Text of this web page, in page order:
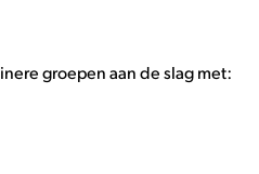
groepen aan de slag met: